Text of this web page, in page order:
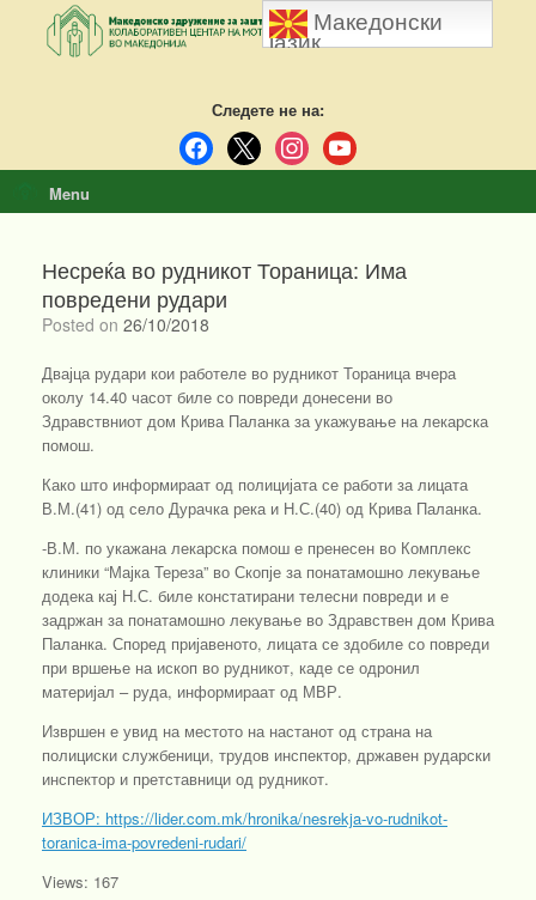
content
Следете не на:
facebook
x instagramyoutube
Menu
Несреќа во рудникот Тораница: Има
повредени рудари
Posted on 26/10/2018
Двајца рудари кои работеле во рудникот Тораница вчера
околу 14.40 часот биле со повреди донесени во
Здравствниот дом Крива Паланка за укажување на лекарска
помош.
Како што информираат од полицијата се работи за лицата
В.М.(41) од село Дурачка река и Н.С.(40) од Крива Паланка.
-В.М. по укажана лекарска помош е пренесен во Комплекс
клиники “Мајка Тереза” во Скопје за понатамошно лекување
додека кај Н.С. биле констатирани телесни повреди и е
задржан за понатамошно лекување во Здравствен дом Крива
Паланка. Според пријавеното, лицата се здобиле со повреди
при вршење на ископ во рудникот, каде се одронил
материјал – руда, информираат од МВР.
Извршен е увид на местото на настанот од страна на
полициски службеници, трудов инспектор, државен рударски
инспектор и претставници од рудникот.
ИЗВОР: https://lider.com.mk/hronika/nesrekja-vo-rudnikot-
toranica-ima-povredeni-rudari/
Views: 167
Македонски
јазик